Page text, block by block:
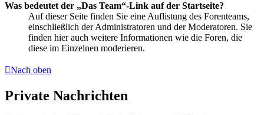
Was bedeutet der „Das Team“-Link auf der Startseite?
Auf dieser Seite finden Sie eine Auflistung des Forenteams,
einschließlich der Administratoren und der Moderatoren. Sie
finden hier auch weitere Informationen wie die Foren, die
diese im Einzelnen moderieren.
Nach oben
Private Nachrichten